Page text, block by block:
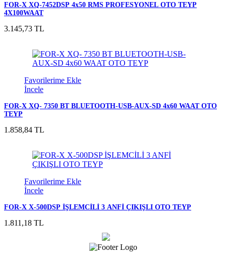
FOR-X XQ-7452DSP 4x50 RMS PROFESYONEL OTO TEYP
4X100WAAT
3.145,73 TL
Favorilerime Ekle
İncele
FOR-X XQ- 7350 BT BLUETOOTH-USB-AUX-SD 4x60 WAAT OTO
TEYP
1.858,84 TL
Favorilerime Ekle
İncele
FOR-X X-500DSP İŞLEMCİLİ 3 ANFİ ÇIKIŞLI OTO TEYP
1.811,18 TL